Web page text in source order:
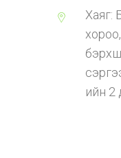
Хаяг:
ийн 2